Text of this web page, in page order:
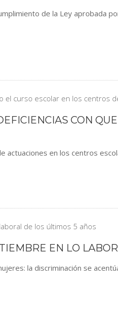
de la Ley aprobada
CON
en los centros
EN LO
la discriminación se